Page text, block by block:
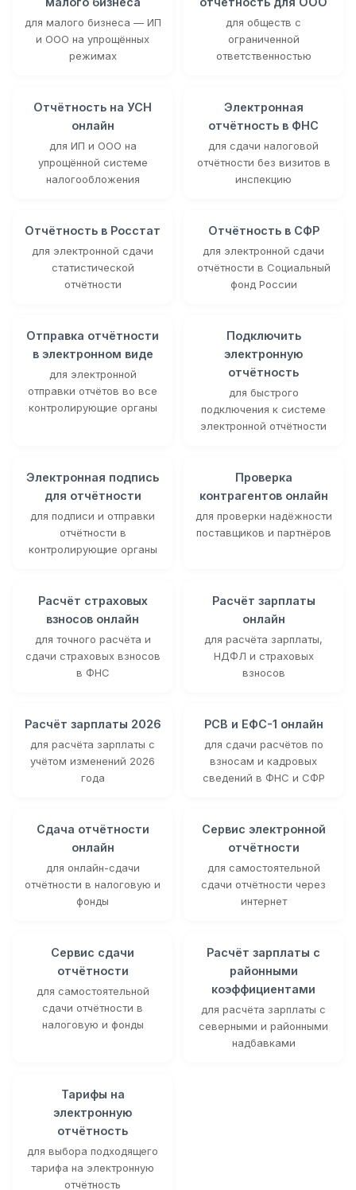
для малого бизнеса — ИП
и ООО на упрощённых
режимах
для обществ с
ограниченной
ответственностью
Отчётность на УСН
онлайн
для ИП и ООО на
упрощённой системе
налогообложения
Электронная
отчётность в ФНС
для сдачи налоговой
отчётности без визитов в
инспекцию
Отчётность в Росстат
для электронной сдачи
статистической
отчётности
Отчётность в СФР
для электронной сдачи
отчётности в Социальный
фонд России
Отправка отчётности
в электронном виде
для электронной
отправки отчётов во все
контролирующие органы
Подключить
электронную
отчётность
для быстрого
подключения к системе
электронной отчётности
Электронная подпись
для отчётности
для подписи и отправки
отчётности в
контролирующие органы
Проверка
контрагентов онлайн
для проверки надёжности
поставщиков и партнёров
Расчёт страховых
взносов онлайн
для точного расчёта и
сдачи страховых взносов
в ФНС
Расчёт зарплаты
онлайн
для расчёта зарплаты,
НДФЛ и страховых
взносов
Расчёт зарплаты 2026
для расчёта зарплаты с
учётом изменений 2026
года
РСВ и ЕФС-1 онлайн
для сдачи расчётов по
взносам и кадровых
сведений в ФНС и СФР
Сдача отчётности
онлайн
для онлайн-сдачи
отчётности в налоговую и
фонды
Сервис электронной
отчётности
для самостоятельной
сдачи отчётности через
интернет
Сервис сдачи
отчётности
для самостоятельной
сдачи отчётности в
налоговую и фонды
Расчёт зарплаты с
районными
коэффициентами
для расчёта зарплаты с
северными и районными
надбавками
Тарифы на
электронную
отчётность
для выбора подходящего
тарифа на электронную
отчётность